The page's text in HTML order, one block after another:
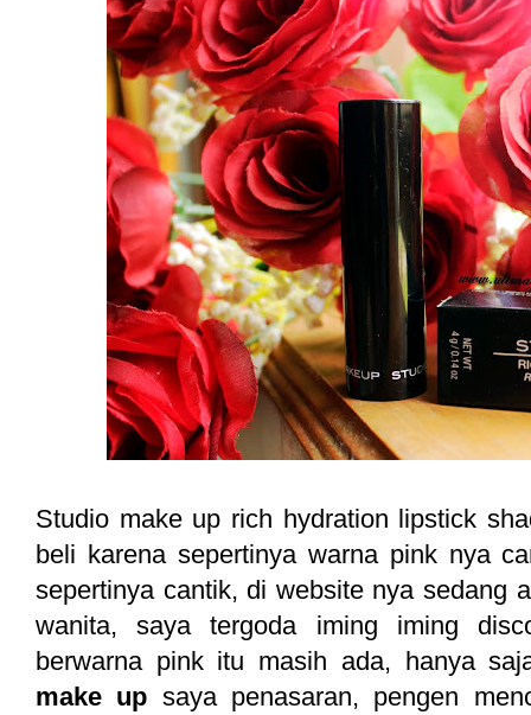
Studio make up rich hydration lipstick
beli karena sepertinya warna pink nya
sepertinya cantik, di website nya sedang
wanita, saya tergoda iming iming
berwarna pink itu masih ada, hanya
make up saya penasaran, pengen